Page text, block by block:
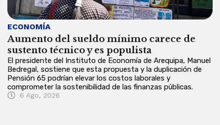
ECONOMÍA
Aumento del sueldo mínimo carece de
sustento técnico y es populista
El presidente del Instituto de Economía de Arequipa, Manuel
Bedregal, sostiene que esta propuesta y la duplicación de
Pensión 65 podrían elevar los costos laborales y
comprometer la sostenibilidad de las finanzas públicas.
6 Ago, 2026